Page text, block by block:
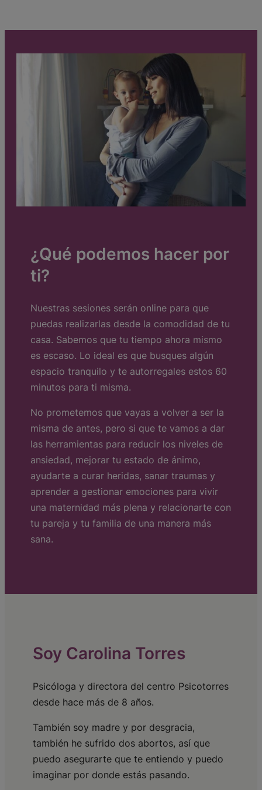
¿Qué podemos hacer por
ti?
Nuestras sesiones serán online para que
puedas realizarlas desde la comodidad de tu
casa. Sabemos que tu tiempo ahora mismo
es escaso. Lo ideal es que busques algún
espacio tranquilo y te autorregales estos 60
minutos para ti misma.
No prometemos que vayas a volver a ser la
misma de antes, pero si que te vamos a dar
las herramientas para reducir los niveles de
ansiedad, mejorar tu estado de ánimo,
ayudarte a curar heridas, sanar traumas y
aprender a gestionar emociones para vivir
una maternidad más plena y relacionarte con
tu pareja y tu familia de una manera más
sana.
Soy Carolina Torres
Psicóloga y directora del centro Psicotorres
desde hace más de 8 años.
También soy madre y por desgracia,
también he sufrido dos abortos, así que
puedo asegurarte que te entiendo y puedo
imaginar por donde estás pasando.